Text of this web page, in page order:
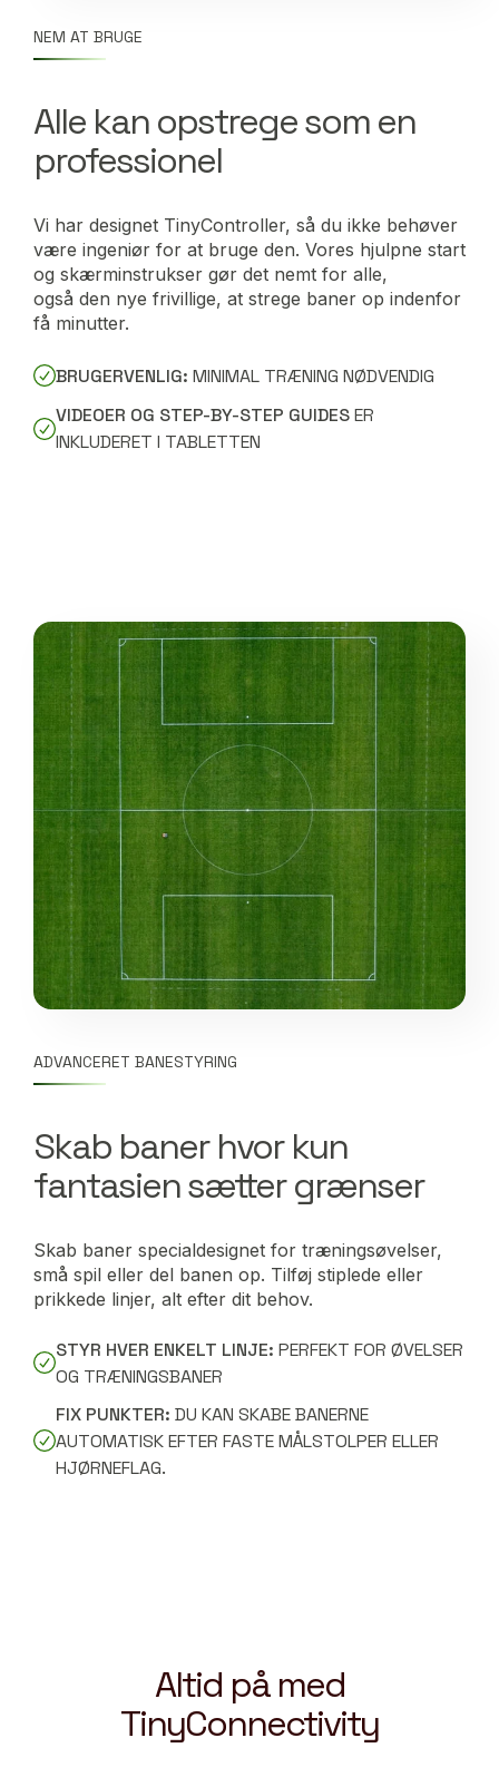
NEM AT BRUGE
Alle kan opstrege som en
professionel
Vi har designet TinyController, så du ikke behøver
være ingeniør for at bruge den. Vores hjulpne start
og skærminstrukser gør det nemt for alle,
også den nye frivillige, at strege baner op indenfor
få minutter.
BRUGERVENLIG: MINIMAL TRÆNING NØDVENDIG
VIDEOER OG STEP-BY-STEP GUIDESER
INKLUDERET I TABLETTEN
ADVANCERET BANESTYRING
Skab baner hvor kun
fantasien sætter grænser
Skab baner specialdesignet for træningsøvelser,
små spil eller del banen op. Tilføj stiplede eller
prikkede linjer, alt efter dit behov.
STYR HVER ENKELT LINJE: PERFEKT FOR ØVELSER
OG TRÆNINGSBANER
FIX PUNKTER: DU KAN SKABE BANERNE
AUTOMATISK EFTER FASTE MÅLSTOLPER ELLER
HJØRNEFLAG.
Altid på med
TinyConnectivity